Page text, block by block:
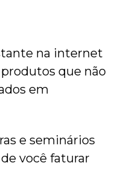
na internet
que não
em
e seminários
você faturar